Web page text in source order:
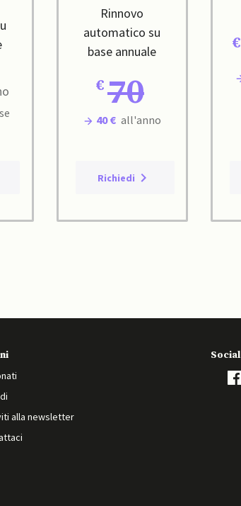
Rinnovo
automatico su
base annuale
70
40 € all'anno
Richiedi
alla newsletter
Social